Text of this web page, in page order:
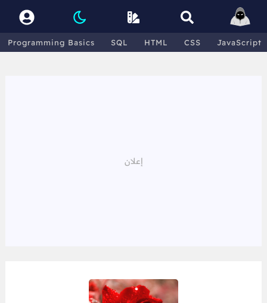
Programming Basics SQL HTML CSS JavaScript